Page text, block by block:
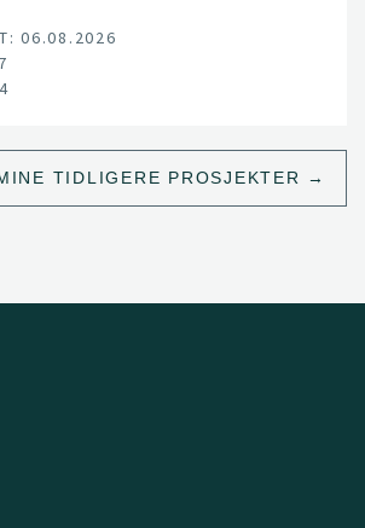
06.08.2026
TIDLIGERE PROSJEKTER